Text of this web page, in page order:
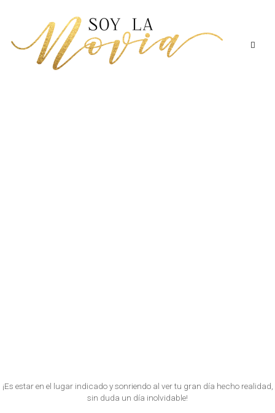
¡Es estar en el lugar indicado y sonriendo al ver tu gran día hecho realidad,
sin duda un día inolvidable!